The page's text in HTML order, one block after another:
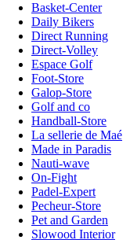
Basket-Center
Daily Bikers
Direct Running
Direct-Volley
Espace Golf
Foot-Store
Galop-Store
Golf and co
Handball-Store
La sellerie de Maé
Made in Paradis
Nauti-wave
On-Fight
Padel-Expert
Pecheur-Store
Pet and Garden
Slowood Interior